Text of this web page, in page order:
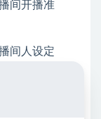
间开播准
间人设定
间场景搭建设